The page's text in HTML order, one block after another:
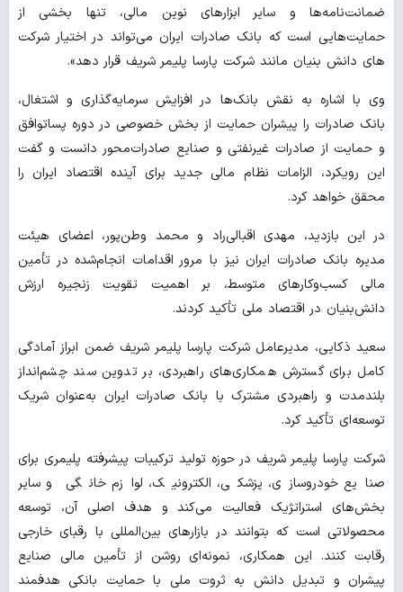
ضمانت‌نامه‌ها و سایر ابزارهای نوین مالی، تنها بخشی از
حمایت‌هایی است که بانک صادرات ایران می‌تواند در اختیار شرکت
های دانش بنیان مانند شرکت پارسا پلیمر شریف قرار دهد».
وی با اشاره به نقش بانک‌ها در افزایش سرمایه‌گذاری و اشتغال،
بانک صادرات را پیشران حمایت از بخش خصوصی در دوره پساتوافق
و حمایت از صادرات غیرنفتی و صنایع صادرات‌محور دانست و گفت
این رویکرد، الزامات نظام مالی جدید برای آینده اقتصاد ایران را
محقق خواهد کرد.
در این بازدید، مهدی اقبالی‌راد و محمد وطن‌پور، اعضای هیئت
مدیره بانک صادرات ایران نیز با مرور اقدامات انجام‌شده در تأمین
مالی کسب‌وکارهای متوسط، بر اهمیت تقویت زنجیره ارزش
دانش‌بنیان در اقتصاد ملی تأکید کردند.
سعید ذکایی، مدیرعامل شرکت پارسا پلیمر شریف ضمن ابراز آمادگی
کامل برای گسترش همکاری‌های راهبردی، بر تدوین سند چشم‌انداز
بلندمدت و راهبردی مشترک با بانک صادرات ایران به‌عنوان شریک
توسعه‌ای تأکید کرد.
شرکت پارسا پلیمر شریف در حوزه تولید ترکیبات پیشرفته پلیمری برای
صنایع خودروسازی، پزشکی، الکترونیک، لوازم خانگی و سایر
بخش‌های استراتژیک فعالیت می‌کند و هدف اصلی آن، توسعه
محصولاتی است که بتوانند در بازارهای بین‌المللی با رقبای خارجی
رقابت کنند. این همکاری، نمونه‌ای روشن از تأمین مالی صنایع
پیشران و تبدیل دانش به ثروت ملی با حمایت بانکی هدفمند